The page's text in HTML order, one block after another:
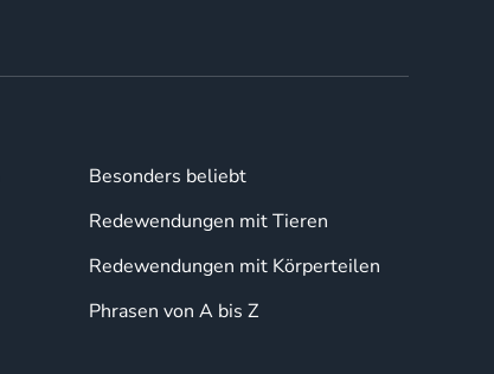
Besonders beliebt
Redewendungen mit Tieren
Redewendungen mit Körperteilen
Phrasen von A bis Z